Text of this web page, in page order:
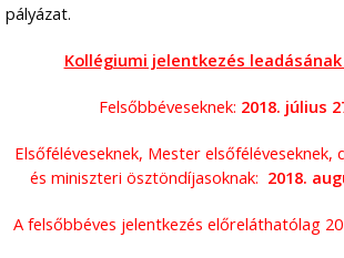
pályázat.
Kollégiumi jelentkezés
Felsőbbéveseknek: 2018. július
Elsőféléveseknek, Mester elsőféléveseknek,
és miniszteri ösztöndíjasoknak: 2018.
A felsőbbéves jelentkezés előreláthatólag